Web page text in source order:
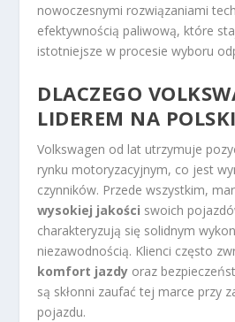
nowoczesnymi rozwiązaniami
efektywnością paliwową, które
istotniejsze w procesie wyboru
DLACZEGO
LIDEREM NA
Volkswagen od lat utrzymuje
rynku motoryzacyjnym, co jest
czynników. Przede wszystkim,
wysokiej jakości swoich
charakteryzują się solidnym
niezawodnością. Klienci często
komfort jazdy oraz
są skłonni zaufać tej marce przy
pojazdu.